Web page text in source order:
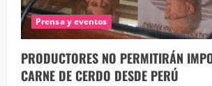
Prensa y eventos
PRODUCTORES NO PERMITIRÁN
CARNE DE CERDO DESDE PERÚ